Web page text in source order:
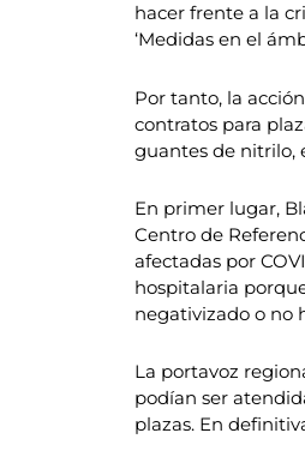
hacer frente a la
‘Medidas en el
Por tanto, la
contratos para
guantes de nitrilo,
En primer lugar,
Centro de
afectadas por
hospitalaria
negativizado o no
La portavoz
podían ser
plazas. En